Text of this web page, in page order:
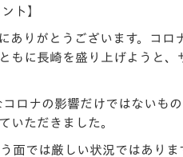
ト】
ありがとうございます。コ
もに長崎を盛り上げようと
ロナの影響だけではないも
いただきました。
面では厳しい状況ではあり